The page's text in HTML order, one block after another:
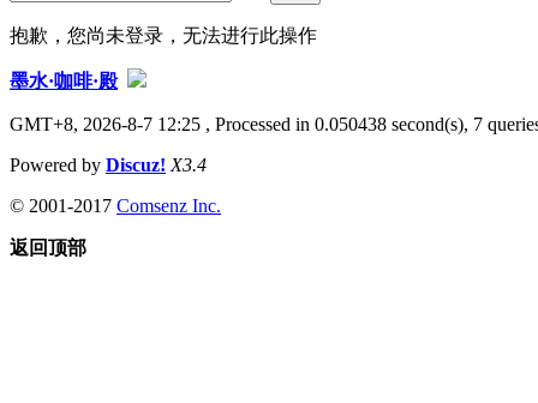
抱歉，您尚未登录，无法进行此操作
墨水·咖啡·殿
GMT+8, 2026-8-7 12:25 , Processed in 0.050438 second(s), 7
Powered by Discuz! X3.4
© 2001-2017 Comsenz Inc.
返回顶部